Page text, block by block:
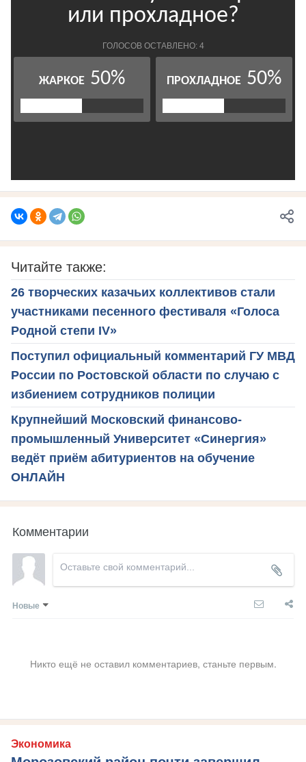
Читайте также:
26 творческих казачьих коллективов стали
участниками песенного фестиваля «Голоса
Родной степи IV»
Поступил официальный комментарий ГУ МВД
России по Ростовской области по случаю с
избиением сотрудников полиции
Крупнейший Московский финансово-
промышленный Университет «Синергия»
ведёт приём абитуриентов на обучение
ОНЛАЙН
Комментарии
Новые
Никто ещё не оставил комментариев, станьте первым.
Экономика